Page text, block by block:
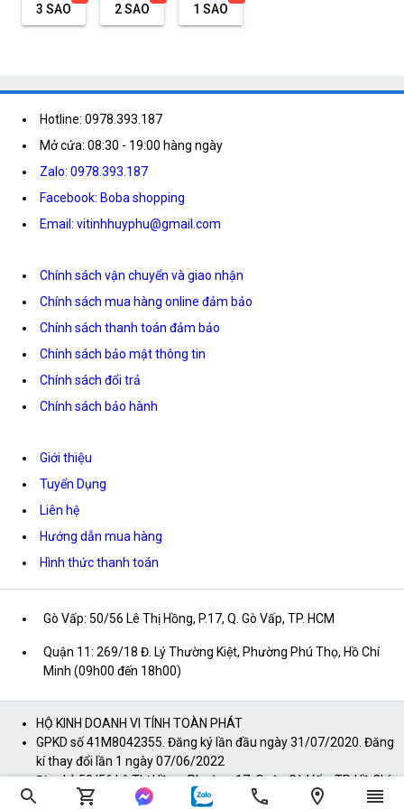
3 SAO 2 SAO 1 SAO
Hotline: 0978.393.187
Mở cửa: 08:30 - 19:00 hàng ngày
Zalo: 0978.393.187
Facebook: Boba shopping
Email: vitinhhuyphu@gmail.com
Chính sách vận chuyển và giao nhận
Chính sách mua hàng online đảm bảo
Chính sách thanh toán đảm bảo
Chính sách bảo mật thông tin
Chính sách đổi trả
Chính sách bảo hành
Giới thiệu
Tuyển Dụng
Liên hệ
Hướng dẫn mua hàng
Hình thức thanh toán
Gò Vấp: 50/56 Lê Thị Hồng, P.17, Q. Gò Vấp, TP. HCM
Quận 11: 269/18 Đ. Lý Thường Kiệt, Phường Phú Thọ, Hồ Chí
Minh (09h00 đến 18h00)
HỘ KINH DOANH VI TÍNH TOÀN PHÁT
GPKD số 41M8042355. Đăng ký lần đầu ngày 31/07/2020. Đăng
kí thay đổi lần 1 ngày 07/06/2022
Địa chỉ: 50/56 Lê Thị Hồng, Phường 17, Quận Gò Vấp, TP. Hồ Chí